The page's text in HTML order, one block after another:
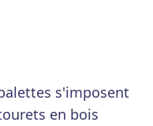
s'imposent
en bois